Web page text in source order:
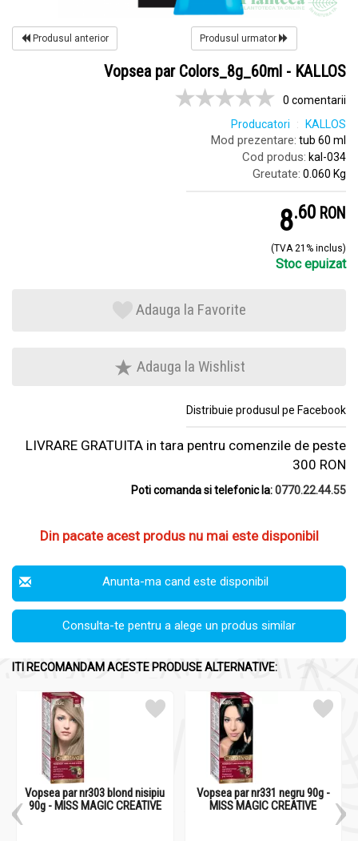
Produsul anterior Produsul urmator
Vopsea par Colors_8g_60ml - KALLOS
0 comentarii
Producatori
KALLOS
Mod prezentare: tub 60 ml
Cod produs: kal-034
Greutate: 0.060 Kg
8.6 RON
(TVA 21% inclus)
Stoc epuizat
Adauga la Favorite
Adauga la Wishlist
Distribuie produsul pe Facebook
LIVRARE GRATUITA in tara pentru comenzile de peste
300 RON
Poti comanda si telefonic la:0770.22.44.55
Din pacate acest produs nu mai este disponibil
Anunta-ma cand este disponibil
Consulta-te pentru a alege un produs similar
ITI RECOMANDAM ACESTE PRODUSE ALTERNATIVE:
Vopsea par nr303 blond nisipiu
90g - MISS MAGIC CREATIVE
Vopsea par nr331 negru 90g -
MISS MAGIC CREATIVE